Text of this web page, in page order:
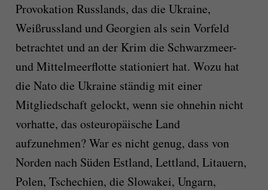
Provokation Russlands, das die Ukraine,
Weißrussland und Georgien als sein Vorfeld
betrachtet und an der Krim die Schwarzmeer-
und Mittelmeerflotte stationiert hat. Wozu hat
die Nato die Ukraine ständig mit einer
Mitgliedschaft gelockt, wenn sie ohnehin nicht
vorhatte, das osteuropäische Land
aufzunehmen? War es nicht genug, dass von
Norden nach Süden Estland, Lettland, Litauern,
Polen, Tschechien, die Slowakei, Ungarn,